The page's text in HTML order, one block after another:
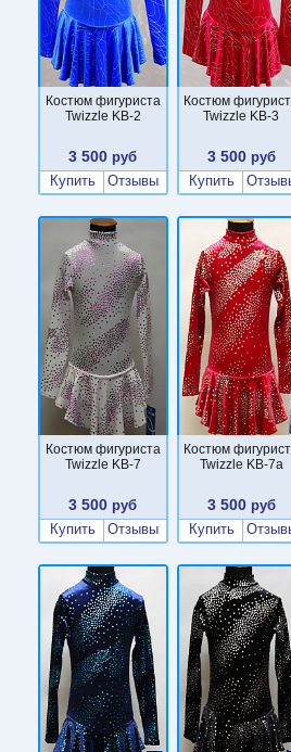
Костюм фигуриста
Twizzle KB-2
3 500 руб
Купить
Отзывы
Костюм
Twizzle KB-3
3 500 руб
Купить
Костюм фигуриста
Twizzle KB-7
3 500 руб
Купить
Отзывы
Костюм
Twizzle KB-7a
3 500 руб
Купить